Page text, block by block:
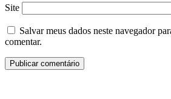
Site
Salvar meus dados neste navegador
comentar.